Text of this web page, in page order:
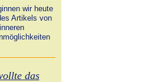
wir heute
Artikels von
das